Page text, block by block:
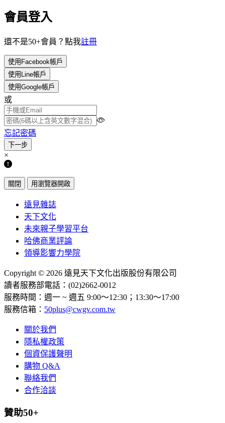
會員登入
還不是50+會員？點我註冊
使用Facebook帳戶
使用Line帳戶
使用Google帳戶
或
忘記密碼
×
關閉 用瀏覽器開啟
遠見雜誌
天下文化
未來親子學習平台
哈佛商業評論
領導影響力學院
Copyright © 2026 遠見天下文化出版股份有限公司
讀者服務部電話：(02)2662-0012
服務時間：週一 ~ 週五 9:00～12:30；13:30～17:00
服務信箱： 50plus@cwgv.com.tw
關於我們
隱私權政策
個資保護聲明
購物 Q&A
聯絡我們
合作洽談
贊助50+